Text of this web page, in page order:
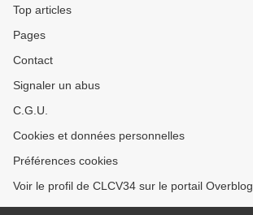
Top articles
Pages
Contact
Signaler un abus
C.G.U.
Cookies et données personnelles
Préférences cookies
Voir le profil de CLCV34 sur le portail Overblog